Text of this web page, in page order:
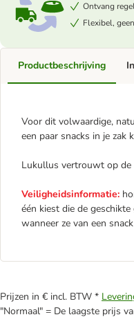
Ontvang
Flexibel,
Productbeschrijving
Voor dit volwaardige,
een paar snacks in je
Lukullus vertrouwt op de
Veiligheidsinformatie:
één kiest die de
wanneer ze van een
Prijzen in € incl. BTW *
"Normaal" = De laagste prijs